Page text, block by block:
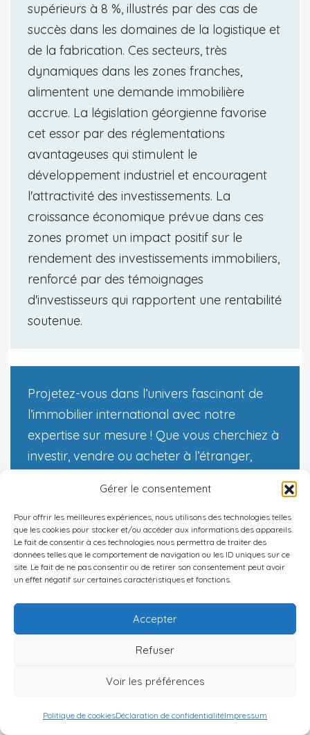
Gérer le consentement
Pour offrir les meilleures expériences, nous utilisons des technologies telles
que les cookies pour stocker et/ou accéder aux informations des appareils.
Le fait de consentir à ces technologies nous permettra de traiter des
données telles que le comportement de navigation ou les ID uniques sur ce
site. Le fait de ne pas consentir ou de retirer son consentement peut avoir
un effet négatif sur certaines caractéristiques et fonctions.
Accepter
Refuser
Voir les préférences
Politique de cookiesDéclaration de confidentialitéImpressum
supérieurs à 8 %, illustrés par des cas de
succès dans les domaines de la logistique et
de la fabrication. Ces secteurs, très
dynamiques dans les zones franches,
alimentent une demande immobilière
accrue. La législation géorgienne favorise
cet essor par des réglementations
avantageuses qui stimulent le
développement industriel et encouragent
l'attractivité des investissements. La
croissance économique prévue dans ces
zones promet un impact positif sur le
rendement des investissements immobiliers,
renforcé par des témoignages
d'investisseurs qui rapportent une rentabilité
soutenue.
Projetez-vous dans l’univers fascinant de
l’immobilier international avec notre
expertise sur mesure ! Que vous cherchiez à
investir, vendre ou acheter à l’étranger,
besoins. N’attendez plus pour réaliser vos
ambitions immobilières à l’international.
N’hésitez pas àme contacterpour un
accompagnement personnalisé et
transformez vos projets en réalités.
Décharge de responsabilité :
informatif uniquement et ne constituent en
aucun cas des conseils financiers, juridiques ou